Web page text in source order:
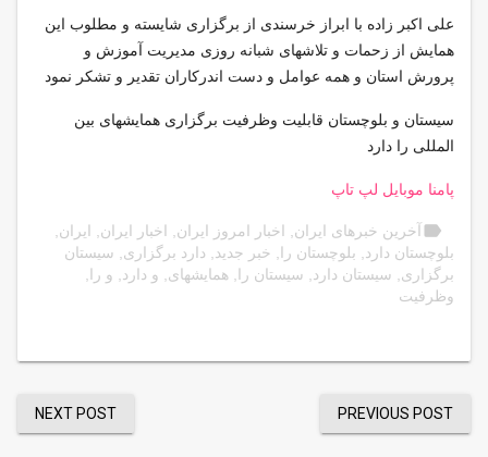
علی اکبر زاده با ابراز خرسندی از برگزاری شایسته و مطلوب این
همایش از زحمات و تلاشهای شبانه روزی مدیریت آموزش و
پرورش استان و همه عوامل و دست اندرکاران تقدیر و تشکر نمود
سیستان و بلوچستان قابلیت وظرفیت برگزاری همایشهای بین
المللی را دارد
پامنا موبایل لپ تاپ
label آخرین خبرهای ایران اخبار امروز ایران اخبار ایران ایران
بلوچستان دارد
بلوچستان را خبر جدید دارد برگزاری
سیستان
برگزاری
سیستان دارد سیستان را همایشهای و دارد و را
وظرفیت
PREVIOUS POST
NEXT POST